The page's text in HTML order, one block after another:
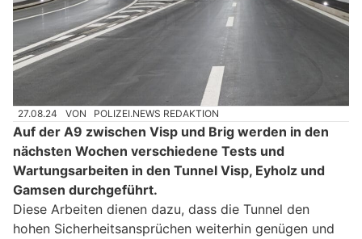
27.08.24 VON POLIZEI.NEWS REDAKTION
Auf der A9 zwischen Visp und Brig werden in den
nächsten Wochen verschiedene Tests und
Wartungsarbeiten in den Tunnel Visp, Eyholz und
Gamsen durchgeführt.
Diese Arbeiten dienen dazu, dass die Tunnel den
hohen Sicherheitsansprüchen weiterhin genügen und